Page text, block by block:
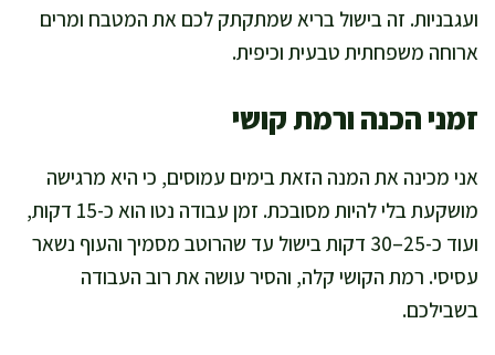
ועגבניות. זה בישול בריא שמתקתק לכם את המטבח ומרים
ארוחה משפחתית טבעית וכיפית.
זמני הכנה ורמת קושי
אני מכינה את המנה הזאת בימים עמוסים, כי היא מרגישה
מושקעת בלי להיות מסובכת. זמן עבודה נטו הוא כ-15 דקות,
ועוד כ-25–30 דקות בישול עד שהרוטב מסמיך והעוף נשאר
עסיסי. רמת הקושי קלה, והסיר עושה את רוב העבודה
בשבילכם.